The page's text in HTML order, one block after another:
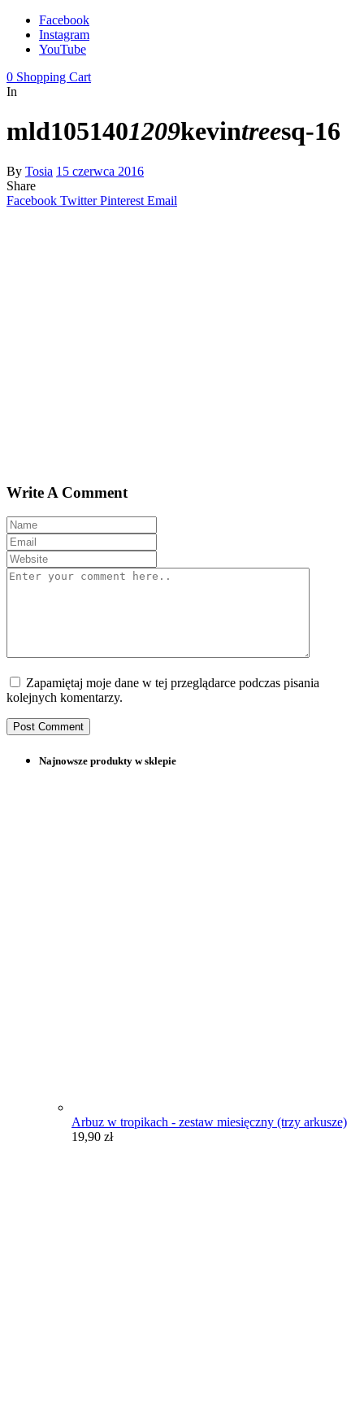
Facebook
Instagram
YouTube
0 Shopping Cart
In
mld1051401209kevintreesq-16
By Tosia 15 czerwca 2016
Share
Facebook Twitter Pinterest Email
Write A Comment
Zapamiętaj moje dane w tej przeglądarce podczas pisania
kolejnych komentarzy.
Najnowsze produkty w sklepie
Arbuz w tropikach - zestaw miesięczny (trzy arkusze)
19,90 zł